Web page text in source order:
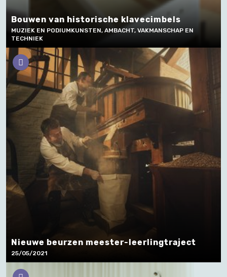
Bouwen van historische klavecimbels
MUZIEK EN PODIUMKUNSTEN, AMBACHT, VAKMANSCHAP EN
TECHNIEK
Nieuwe beurzen meester-leerlingtraject
25/05/2021